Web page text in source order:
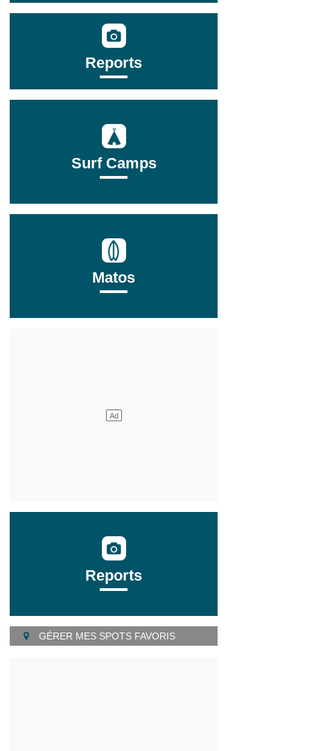
Reports
Surf Camps
Matos
Reports
GÉRER MES SPOTS FAVORIS